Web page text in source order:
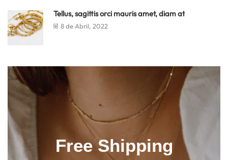
Tellus, sagittis orci mauris amet, diam at
8 de Abril, 2022
Free Shipping